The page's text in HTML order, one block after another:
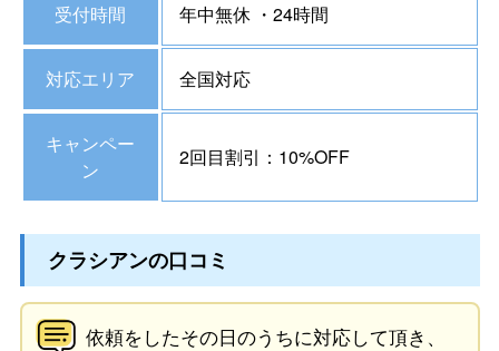
受付時間 年中無休 ・24時間
対応エリア 全国対応
キャンペー
ン
2回目割引：10%OFF
クラシアンの口コミ
依頼をしたその日のうちに対応して頂き、